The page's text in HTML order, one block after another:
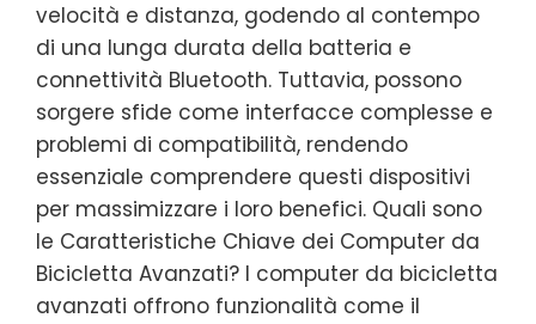
velocità e distanza, godendo al contempo
di una lunga durata della batteria e
connettività Bluetooth. Tuttavia, possono
sorgere sfide come interfacce complesse e
problemi di compatibilità, rendendo
essenziale comprendere questi dispositivi
per massimizzare i loro benefici. Quali sono
le Caratteristiche Chiave dei Computer da
Bicicletta Avanzati? I computer da bicicletta
avanzati offrono funzionalità come il